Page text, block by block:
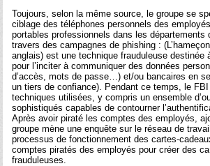
Toujours, selon la même source, le groupe se
ciblage des téléphones personnels des
portables professionnels dans les départements
travers des campagnes de phishing :
anglais) est une technique frauduleuse destinée
pour l’inciter à communiquer des données
d’accès, mots de passe…) et/ou bancaires en
un tiers de confiance). Pendant ce temps, le
techniques utilisées, y compris un ensemble
sophistiqués capables de contourner
Après avoir piraté les comptes des employés,
groupe mène une enquête sur le réseau de
processus de fonctionnement des cartes-
comptes piratés des employés pour créer des
frauduleuses.